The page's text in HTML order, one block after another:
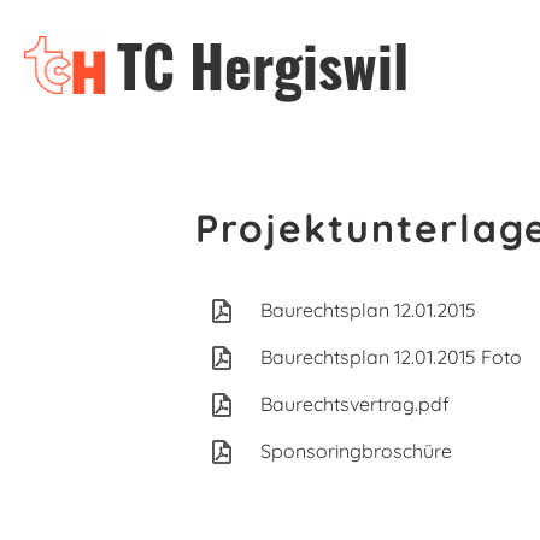
TC Hergiswil
Baurechtsplan 12.01.2015
Baurechtsplan 12.01.2015 Foto
Baurechtsvertrag.pdf
Sponsoringbroschüre